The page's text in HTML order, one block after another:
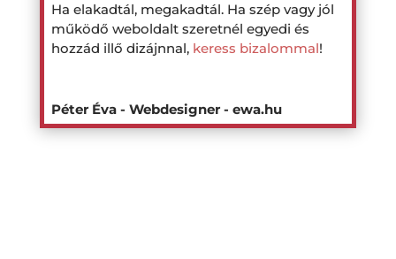
Ha elakadtál, megakadtál. Ha szép vagy jól
működő weboldalt szeretnél egyedi és
hozzád illő dizájnnal, keress bizalommal!
Péter Éva - Webdesigner - ewa.hu